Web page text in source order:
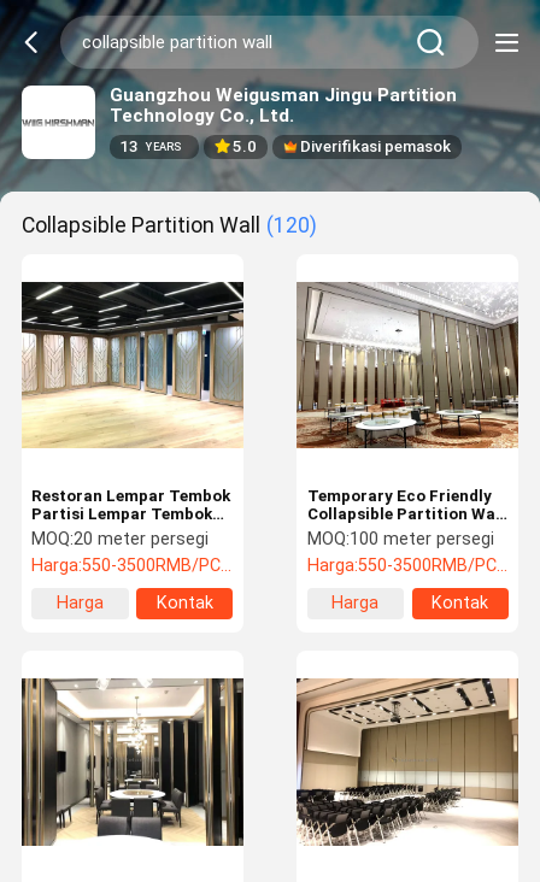
Guangzhou Weigusman Jingu Partition
Technology Co., Ltd.
13 YEARS 5.0 Diverifikasi pemasok
Collapsible Partition Wall (120)
Restoran Lempar Tembok
Partisi Lempar Tembok
Partisi Disesuaikan
Ramah Lingkungan
MOQ:20 meter persegi
Harga:550-3500RMB/PC (FOB) Tax Not Included
Harga
Kontak
Temporary Eco Friendly
Collapsible Partition Wall
Accordion Wall Divider
MOQ:100 meter persegi
Harga:550-3500RMB/PC (FOB) Tax Not Included
Harga
Kontak